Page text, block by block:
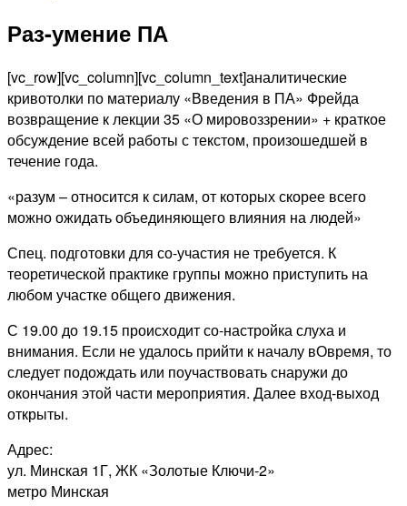
Раз-умение ПА
[vc_row][vc_column][vc_column_text]аналитические
кривотолки по материалу «Введения в ПА» Фрейда
возвращение к лекции 35 «О мировоззрении» + краткое
обсуждение всей работы с текстом, произошедшей в
течение года.
«разум – относится к силам, от которых скорее всего
можно ожидать объединяющего влияния на людей»
Спец. подготовки для со-участия не требуется. К
теоретической практике группы можно приступить на
любом участке общего движения.
С 19.00 до 19.15 происходит со-настройка слуха и
внимания. Если не удалось прийти к началу вОвремя, то
следует подождать или поучаствовать снаружи до
окончания этой части мероприятия. Далее вход-выход
открыты.
Адрес:
ул. Минская 1Г, ЖК «Золотые Ключи-2»
метро Минская